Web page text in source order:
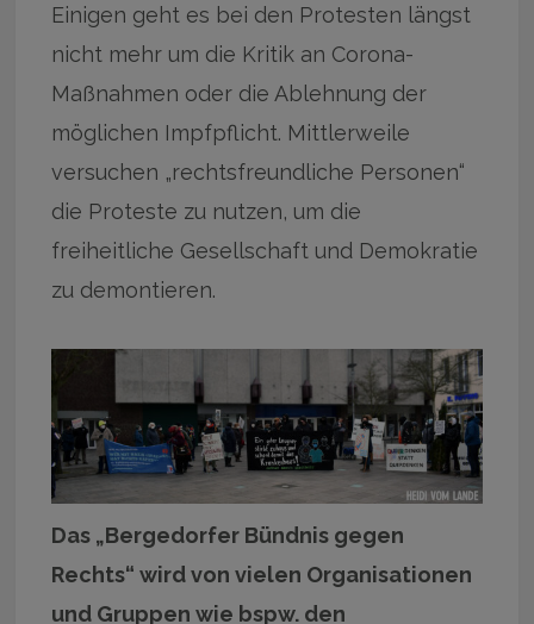
Einigen geht es bei den Protesten längst
nicht mehr um die Kritik an Corona-
Maßnahmen oder die Ablehnung der
möglichen Impfpflicht. Mittlerweile
versuchen „rechtsfreundliche Personen“
die Proteste zu nutzen, um die
freiheitliche Gesellschaft und Demokratie
zu demontieren.
Das „Bergedorfer Bündnis gegen
Rechts“ wird von vielen Organisationen
und Gruppen wie bspw. den